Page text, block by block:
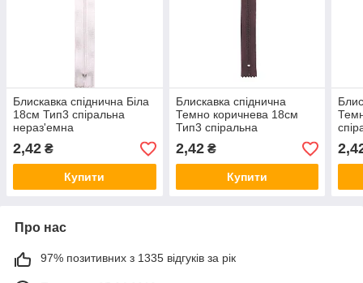
Блискавка спіднична Біла
18см Тип3 спіральна
нераз'емна
2,42 ₴
Купити
Блискавка спіднична
Темно коричнева 18см
Тип3 спіральна
2,42₴
Купити
Про нас
97% позитивних з 1335 відгуків за рік